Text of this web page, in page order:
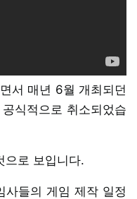
서 매년 6월 개최되던
식적으로 취소되었습
으로 보입니다.
사들의 게임 제작 일정